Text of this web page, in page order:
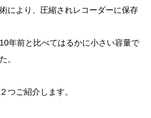
により、圧縮されレコーダーに保存
年前と比べてはるかに小さい容量で
。
つご紹介します。